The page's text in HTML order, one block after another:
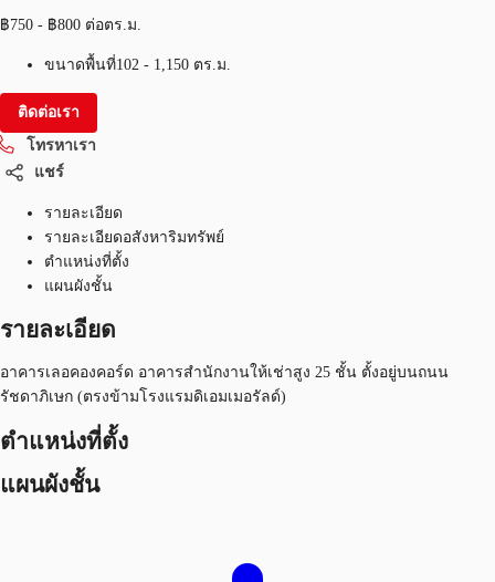
฿750 - ฿800 ต่อตร.ม.
ขนาดพื้นที่102 - 1,150 ตร.ม.
ติดต่อเรา
โทรหาเรา
แชร์
รายละเอียด
รายละเอียดอสังหาริมทรัพย์
ตำแหน่งที่ตั้ง
แผนผังชั้น
รายละเอียด
อาคารเลอคองคอร์ด อาคารสำนักงานให้เช่าสูง 25 ชั้น ตั้งอยู่บนถนน
รัชดาภิเษก (ตรงข้ามโรงแรมดิเอมเมอรัลด์)
ตำแหน่งที่ตั้ง
แผนผังชั้น